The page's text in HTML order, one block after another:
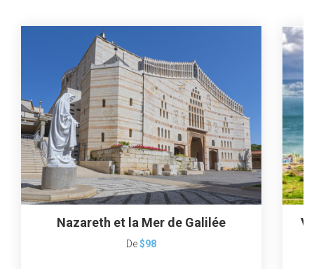
Nazareth et la Mer de Galilée
De$98